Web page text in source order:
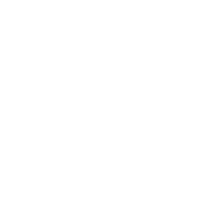
Familien